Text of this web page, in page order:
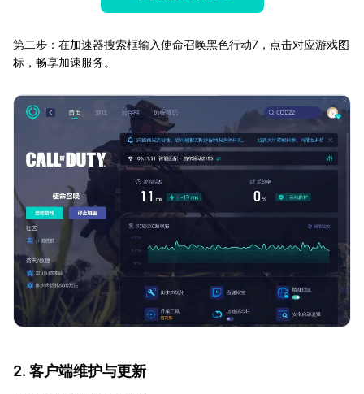
第二步：在加速器搜索框输入使命召唤黑色行动7，点击对应游戏图
标，畅享加速服务。
2. 客户端维护与更新